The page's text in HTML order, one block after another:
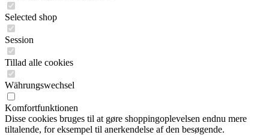
Selected shop
Session
Tillad alle cookies
Währungswechsel
Komfortfunktionen
Disse cookies bruges til at gøre shoppingoplevelsen endnu mere
tiltalende, for eksempel til anerkendelse af den besøgende.